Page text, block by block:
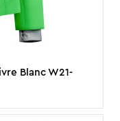
Blanc W21-